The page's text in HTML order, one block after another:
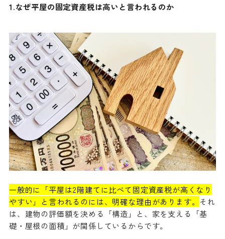
1.なぜ平屋の固定資産税は高いと言われるのか
一般的に「平屋は2階建てに比べて固定資産税が高くなり
やすい」と言われるのには、明確な理由があります。 それ
は、建物の評価額を決める「構造」と、家を支える「基
礎・屋根の面積」が関係しているからです。